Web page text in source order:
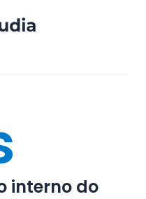
interno do